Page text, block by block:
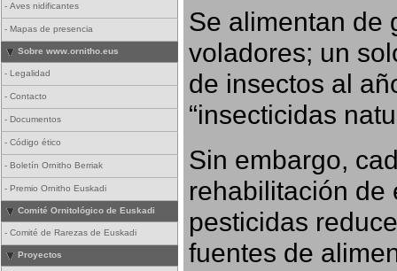
- Aves nidificantes
- Mapas de presencia
Sobre www.ornitho.eus
- Legalidad
- Contacto
- Documentos
- Código ético
- Boletín Ornitho Berriak
- Premio Ornitho Euskadi
Comité Ornitológico de Euskadi
- Comité de Rarezas de Euskadi
Proyectos
Se alimentan de
voladores; un
de insectos al
“insecticidas
Sin embargo,
rehabilitación de
pesticidas
fuentes de